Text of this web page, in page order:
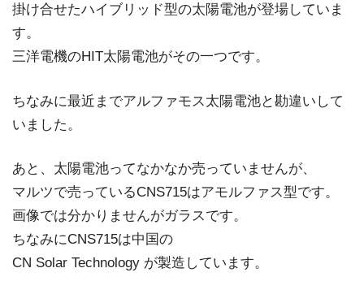
掛け合せたハイブリッド型の太陽電池が登場していま
す。
三洋電機のHIT太陽電池がその一つです。
ちなみに最近までアルファモス太陽電池と勘違いして
いました。
あと、太陽電池ってなかなか売っていませんが、
マルツで売っているCNS715はアモルファス型です。
画像では分かりませんがガラスです。
ちなみにCNS715は中国の
CN Solar Technology が製造しています。